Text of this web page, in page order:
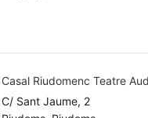
Casal Riudomenc Teatre
C/ Sant Jaume, 2